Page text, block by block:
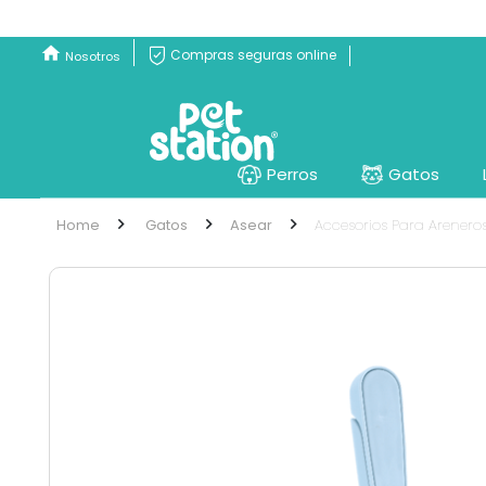
Nosotros Compras seguras online
Perros Gatos
Gatos Asear Accesorios Para